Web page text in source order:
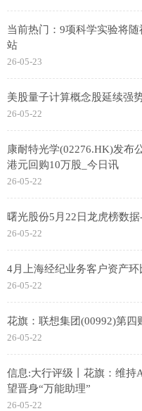
当前热门：9项科学实验将
站
26-05-23
美股量子计算概念股延续强
26-05-22
康耐特光学(02276.HK)发布
港元回购10万股_今日讯
26-05-22
曙光股份5月22日龙虎榜数
26-05-22
4月上海经纪业务客户资产
26-05-22
花旗：联想集团(00992)第四
26-05-22
信息:大行评级丨花旗：维持
望晋身“万能助理”
26-05-22